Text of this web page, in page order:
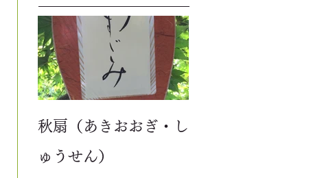
秋扇（あきおおぎ・し
ゅうせん）